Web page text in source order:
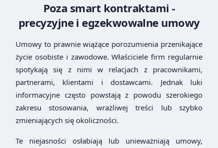
Poza smart kontraktami -
precyzyjne i egzekwowalne umowy
Umowy to prawnie wiążące porozumienia przenikające
życie osobiste i zawodowe. Właściciele firm regularnie
spotykają się z nimi w relacjach z pracownikami,
partnerami, klientami i dostawcami. Jednak luki
informacyjne często powstają z powodu szerokiego
zakresu stosowania, wrażliwej treści lub szybko
zmieniających się okoliczności.
Te niejasności osłabiają lub unieważniają umowy,